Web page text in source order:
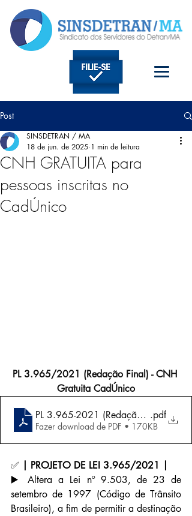
Post
CNH GRATUITA para
pessoas inscritas no
CadÚnico
SINSDETRAN / MA
18 de jun. de 2025 1 min de leitura
PL 3.965/2021 (Redação Final) - CNH
Gratuita CadÚnico
PL 3.965-2021 (Redação Final) -
.pdf
Fazer download de PDF • 170KB
✅
| PROJETO DE LEI 3.965/2021 |
▶️ Altera a Lei nº 9.503, de 23 de
setembro de 1997 (Código de Trânsito
Brasileiro), a fim de permitir a destinação